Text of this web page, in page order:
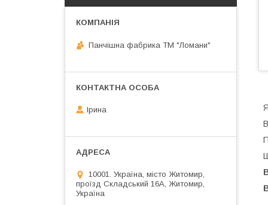
Панчішна фабрика ТМ "Ломани"
Ірина
10001. Україна, місто Житомир,
проїзд Складський 16А, Житомир,
Україна